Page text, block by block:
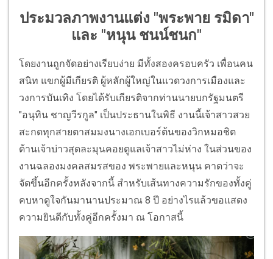
ประมวลภาพงานแต่ง "พระพาย รมิดา"
และ "หนุน ชนน์ชนก"
โดยงานถูกจัดอย่างเรียบง่าย มีทั้งสองครอบครัว เพื่อนคน
สนิท แขกผู้มีเกียรติ ผู้หลักผู้ใหญ่ในแวดวงการเมืองและ
วงการบันเทิง โดยได้รับเกียรติจากท่านนายบกรัฐมนตรี
"อนุทิน ชาญวีรกูล" เป็นประธานในพิธี งานนี้เจ้าสาวสวย
สะกดทุกสายตาสมมงนางเอกเบอร์ต้นของวิกหมอชิต
ด้านเจ้าบ่าวสุดละมุนคอยดูแลเจ้าสาวไม่ห่าง ในส่วนของ
งานฉลองมงคลสมรสของ พระพายและหนุน คาดว่าจะ
จัดขึ้นอีกครั้งหลังจากนี้ สำหรับเส้นทางความรักของทั้งคู่
คบหาดูใจกันมานานประมาณ 8 ปี อย่างไรแล้วขอแสดง
ความยินดีกับทั้งคู่อีกครั้งมา ณ โอกาสนี้